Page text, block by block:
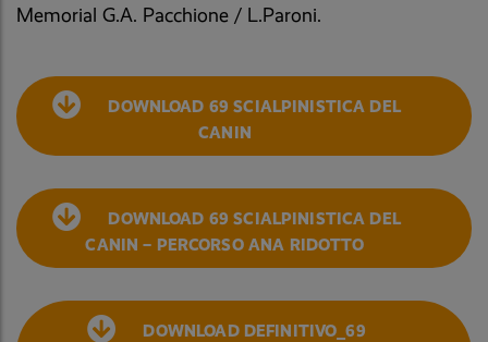
Memorial G.A. Pacchione / L.Paroni.
DOWNLOAD 69 SCIALPINISTICA DEL
CANIN
DOWNLOAD 69 SCIALPINISTICA DEL
CANIN – PERCORSO ANA RIDOTTO
DOWNLOAD DEFINITIVO_69